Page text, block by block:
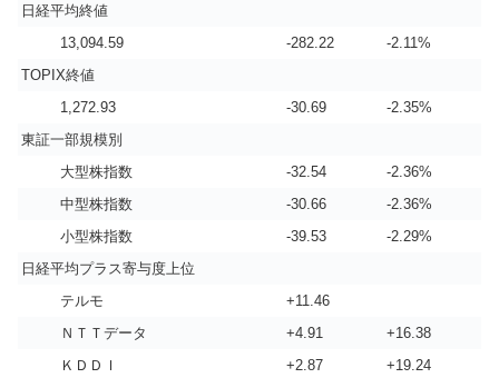
日経平均終値
13,094.59
-282.22
-2.11%
TOPIX終値
1,272.93
-30.69
-2.35%
東証一部規模別
大型株指数
-32.54
-2.36%
中型株指数
-30.66
-2.36%
小型株指数
-39.53
-2.29%
日経平均プラス寄与度上位
テルモ
+11.46
ＮＴＴデータ
+4.91
+16.38
ＫＤＤＩ
+2.87
+19.24